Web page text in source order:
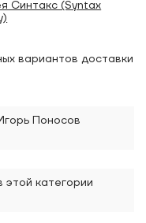
Синтакс (Syntax
вариантов доставки
Поносов
категории